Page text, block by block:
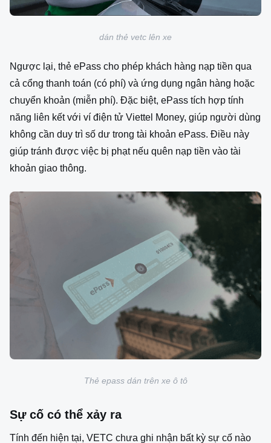
dán thẻ vetc lên xe
Ngược lại, thẻ ePass cho phép khách hàng nạp tiền qua
cả cổng thanh toán (có phí) và ứng dụng ngân hàng hoặc
chuyển khoản (miễn phí). Đặc biệt, ePass tích hợp tính
năng liên kết với ví điện tử Viettel Money, giúp người dùng
không cần duy trì số dư trong tài khoản ePass. Điều này
giúp tránh được việc bị phạt nếu quên nạp tiền vào tài
khoản giao thông.
Thẻ epass dán trên xe ô tô
Sự cố có thể xảy ra
Tính đến hiện tại, VETC chưa ghi nhận bất kỳ sự cố nào